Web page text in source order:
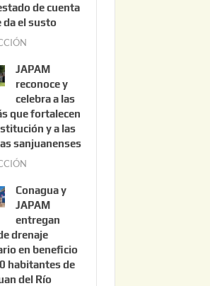
de cuenta
da el susto
s
t
o
3
0
2
6
JAPAM
reconoce y
celebra a las
que fortalecen
y a las
sanjuanenses
n
i
o
3
0
Conagua y
JAPAM
entregan
drenaje
en beneficio
habitantes de
del Río